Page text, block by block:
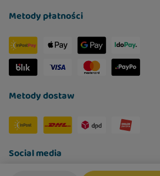
Metody płatności
Metody dostaw
Social media